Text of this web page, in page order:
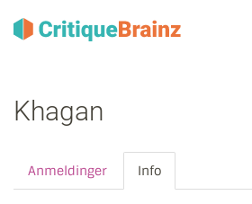
Khagan
Anmeldinger Info